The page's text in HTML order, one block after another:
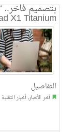
بتصميم فاخر..
X1 Titanium
التفاصيل
آخر الأخبار, أخبار التقنية